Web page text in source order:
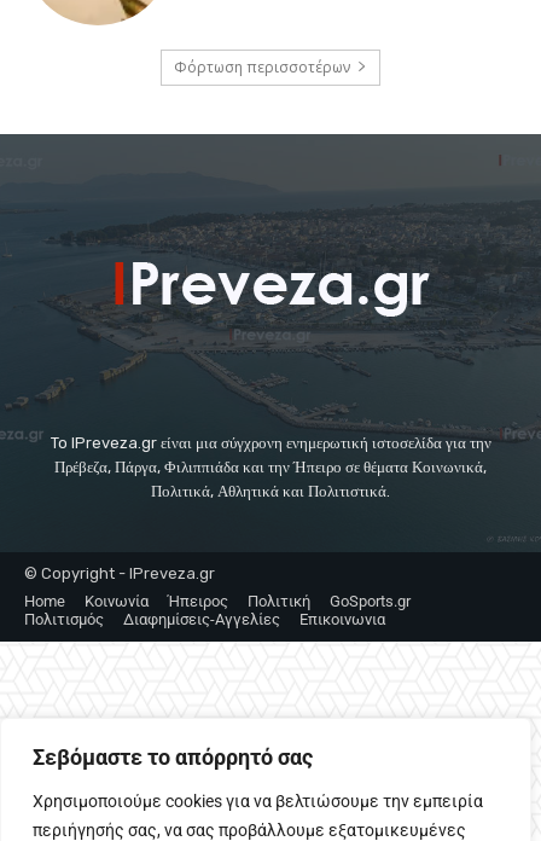
Σεβόμαστε το απόρρητό σας
Χρησιμοποιούμε cookies για να βελτιώσουμε την εμπειρία
περιήγησής σας, να σας προβάλλουμε εξατομικευμένες
Φόρτωση περισσοτέρων
To IPreveza.gr είναι μια σύγχρονη ενημερωτική ιστοσελίδα για την
Πρέβεζα, Πάργα, Φιλιππιάδα και την Ήπειρο σε θέματα Κοινωνικά,
Πολιτικά, Αθλητικά και Πολιτιστικά.
© Copyright - IPreveza.gr
Home
Κοινωνία Ήπειρος Πολιτική
GoSports.gr
Πολιτισμός
Διαφημίσεις-Αγγελίες Επικοινωνια